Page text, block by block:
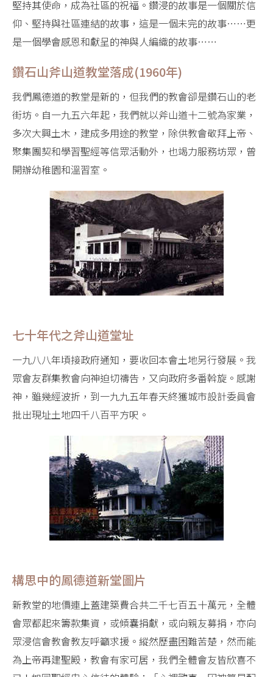
堅持其使命，成為社區的祝福。鑽浸的故事是⼀個關於信
仰、堅持與社區連結的故事，這是⼀個未完的故事⋯⋯更
是⼀個學會感恩和獻呈的神與⼈編織的故事⋯⋯
鑽石山斧山道教堂落成(1960年)
我們鳳德道的教堂是新的，但我們的教會卻是鑽石山的老
街坊。自一九五六年起，我們就以斧山道十二號為家業，
多次大興土木，建成多用途的教堂，除供教會敬拜上帝、
聚集團契和學習聖經等信眾活動外，也竭力服務坊眾，曾
開辦幼稚園和溫習室。
七十年代之斧山道堂址
一九八八年頃接政府通知，要收回本會土地另行發展。我
眾會友群集教會向神迫切禱告，又向政府多番斡旋。感謝
神，雖幾經波折，到一九九五年春天終獲城市設計委員會
批出現址土地四千八百平方呎。
構思中的鳳德道新堂圖片
新教堂的地價連上蓋建築費合共二千七百五十萬元，全體
會眾都起來籌款集資，或傾囊捐獻，或向親友募捐，亦向
眾浸信會教會教友呼籲求援。縱然歷盡困難苦楚，然而能
為上帝再建聖殿，教會有家可居，我們全體會友皆欣喜不